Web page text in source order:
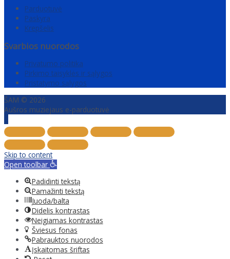
Parduotuvė
Paskyra
Krepšelis
Svarbios nuorodos
Privatumo politika
Pirkimo taisyklės ir sąlygos
Pristatymo sąlygos
ŠAM © 2026
Aušros muziejaus e-parduotuvė
to
Top
Skip to content
Open toolbar
Padidinti tekstą
Pamažinti tekstą
Juoda/balta
Didelis kontrastas
Neigiamas kontrastas
Šviesus fonas
Pabrauktos nuorodos
Įskaitomas šriftas